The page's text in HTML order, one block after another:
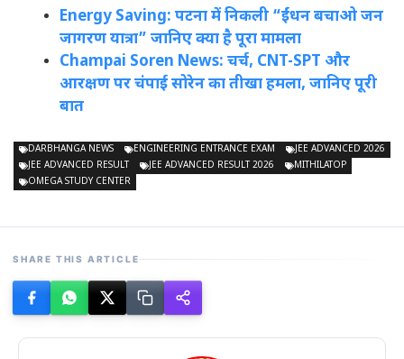
Energy Saving: पटना में निकली “ईंधन बचाओ जन
जागरण यात्रा” जानिए क्या है पूरा मामला
Champai Soren News: चर्च, CNT-SPT और
आरक्षण पर चंपाई सोरेन का तीखा हमला, जानिए पूरी
बात
DARBHANGA NEWS ENGINEERING ENTRANCE EXAM
JEE ADVANCED 2026
JEE ADVANCED RESULT
JEE ADVANCED RESULT 2026
MITHILATOP
OMEGA STUDY CENTER
SHARE THIS ARTICLE